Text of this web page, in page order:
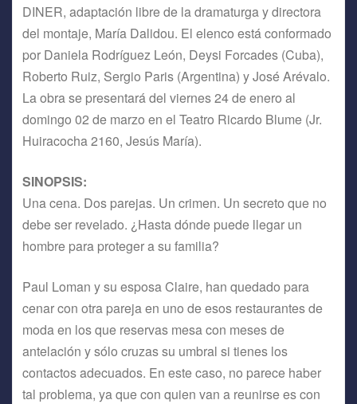
DINER, adaptación libre de la dramaturga y directora
del montaje, María Dalidou. El elenco está conformado
por Daniela Rodríguez León, Deysi Forcades (Cuba),
Roberto Ruiz, Sergio Paris (Argentina) y José Arévalo.
La obra se presentará del viernes 24 de enero al
domingo 02 de marzo en el Teatro Ricardo Blume (Jr.
Huiracocha 2160, Jesús María).
SINOPSIS:
Una cena. Dos parejas. Un crimen. Un secreto que no
debe ser revelado. ¿Hasta dónde puede llegar un
hombre para proteger a su familia?
Paul Loman y su esposa Claire, han quedado para
cenar con otra pareja en uno de esos restaurantes de
moda en los que reservas mesa con meses de
antelación y sólo cruzas su umbral si tienes los
contactos adecuados. En este caso, no parece haber
tal problema, ya que con quien van a reunirse es con